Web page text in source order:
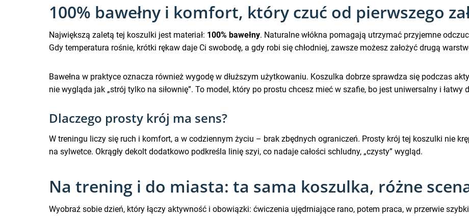
100% bawełny i komfort, który czuć od pierwszego
Największą zaletą tej koszulki jest materiał: 100% bawełny. Naturalne włókna pomagają utrzymać przyjemne
Gdy temperatura rośnie, krótki rękaw daje Ci swobodę, a gdy robi się chłodniej, zawsze możesz założyć drugą
Bawełna w praktyce oznacza również wygodę w dłuższym użytkowaniu. Koszulka dobrze sprawdza się podczas
nie wygląda jak „strój tylko na siłownię”. To model, który po prostu chcesz mieć w szafie, bo jest uniwersalny i łatwy
Dlaczego prosty krój ma sens?
W treningu liczy się ruch i komfort, a w codziennym życiu – brak zbędnych ograniczeń. Prosty krój tej koszulki nie
na sylwetce. Okrągły dekolt dodatkowo podkreśla linię szyi, co nadaje całości schludny, „czysty” wygląd.
Na trening i do miasta: ta sama koszulka, różne
Wyobraź sobie dzień, który łączy aktywność i obowiązki: ćwiczenia ujędrniające rano, potem praca, w przerwie